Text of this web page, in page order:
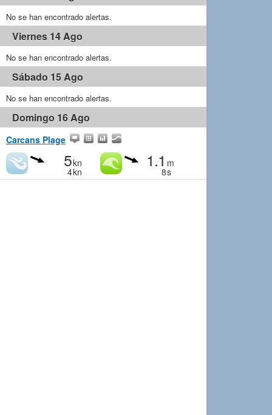
No se han encontrado alertas.
Viernes 14 Ago
No se han encontrado alertas.
Sábado 15 Ago
No se han encontrado alertas.
Domingo 16 Ago
Carcans Plage
5kn
4kn
1.1 m
8s